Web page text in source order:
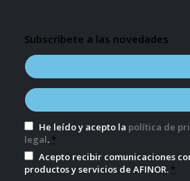
Subscríbete a las novedades
He leído y acepto la política de
legal. *
Acepto recibir comunicaciones
productos y servicios de AFINOR. *